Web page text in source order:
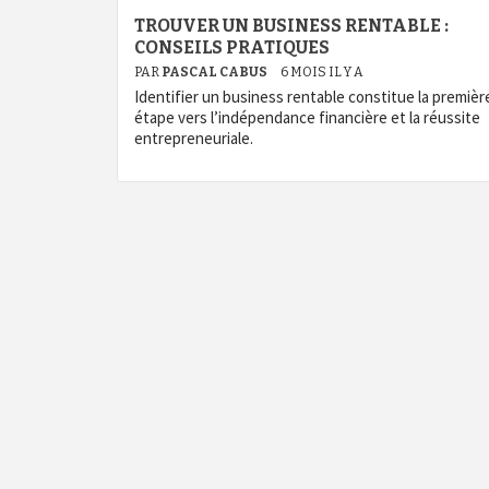
TROUVER UN BUSINESS RENTABLE :
CONSEILS PRATIQUES
PAR PASCAL CABUS 6 MOIS IL Y A
Identifier un business rentable constitue la
étape vers l’indépendance financière et la réussite
entrepreneuriale.